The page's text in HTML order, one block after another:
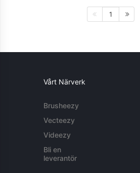
1
Vårt Närverk
Brusheezy
Vecteezy
Videezy
Bli en
leverantör